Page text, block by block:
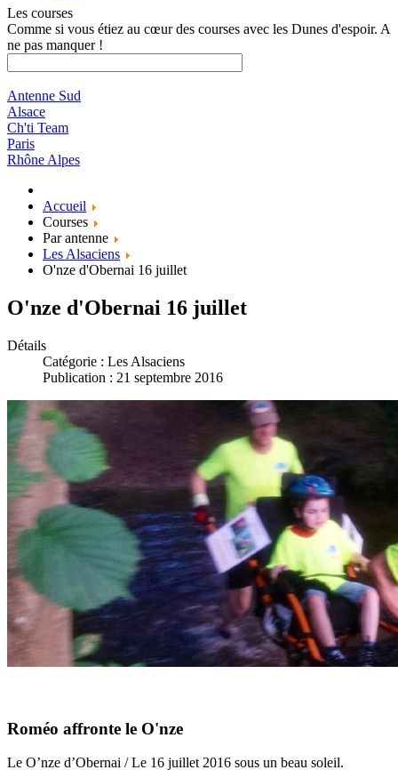
Les courses
Comme si vous étiez au cœur des courses avec les Dunes d'espoir. A
ne pas manquer !
Antenne Sud
Alsace
Ch'ti Team
Paris
Rhône Alpes
Accueil
Courses
Par antenne
Les Alsaciens
O'nze d'Obernai 16 juillet
O'nze d'Obernai 16 juillet
Détails
Catégorie : Les Alsaciens
Publication : 21 septembre 2016
Roméo affronte le O'nze
Le O’nze d’Obernai / Le 16 juillet 2016 sous un beau soleil.